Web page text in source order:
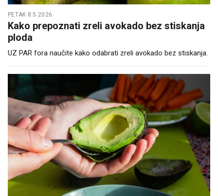
PETAK 8.5.2026.
Kako prepoznati zreli avokado bez stiskanja
ploda
UZ PAR fora naučite kako odabrati zreli avokado bez stiskanja.